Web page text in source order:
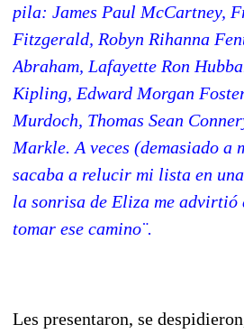
pila: James Paul McCartney,
Fitzgerald, Robyn Rihanna
Abraham, Lafayette Ron
Kipling, Edward Morgan
Murdoch, Thomas Sean
Markle. A veces (demasiado a
sacaba a relucir mi lista en
la sonrisa de Eliza me advirtió
tomar ese camino¨.
Les presentaron, se